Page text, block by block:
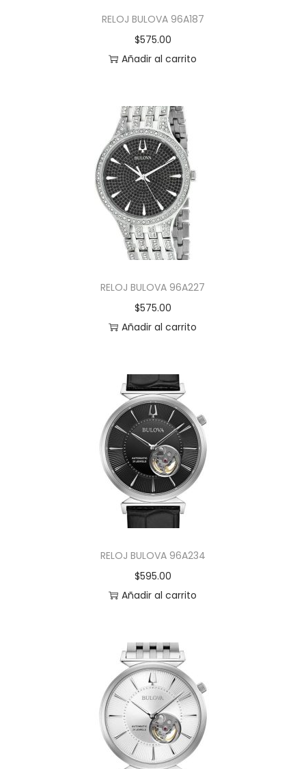
RELOJ BULOVA 96A187
$575.00
Añadir al carrito
RELOJ BULOVA 96A227
$575.00
Añadir al carrito
RELOJ BULOVA 96A234
$595.00
Añadir al carrito